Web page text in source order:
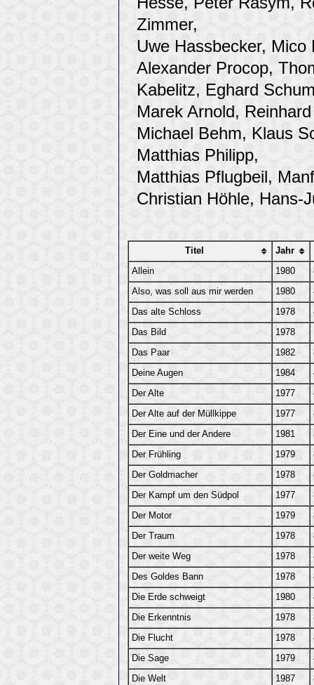
Zimmer,
Uwe Hassbecker,
Alexander Procop,
Kabelitz, Eghard
Marek Arnold,
Michael Behm, Klaus
Matthias Philipp,
Matthias Pflugbeil,
Christian Höhle, Hans-
Titel Jahr
Allein 1980
Also, was soll aus mir werden 1980
Das alte Schloss 1978
Das Bild 1978
Das Paar 1982
Deine Augen 1984
Der Alte 1977
Der Alte auf der Müllkippe 1977
Der Eine und der Andere 1981
Der Frühling 1979
Der Goldmacher 1978
Der Kampf um den Südpol 1977
Der Motor 1979
Der Traum 1978
Der weite Weg 1978
Des Goldes Bann 1978
Die Erde schweigt 1980
Die Erkenntnis 1978
Die Flucht 1978
Die Sage 1979
Die Welt 1987